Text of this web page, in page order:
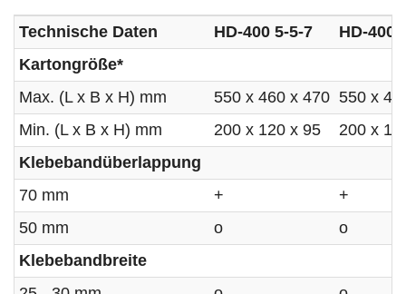
Technische Daten HD-400 5-5-7
HD-400
Kartongröße*
Max. (L x B x H) mm
550 x 460 x 470 550 x
Min. (L x B x H) mm
200 x 120 x 95
200 x
Klebebandüberlappung
70 mm
+
+
50 mm
o
o
Klebebandbreite